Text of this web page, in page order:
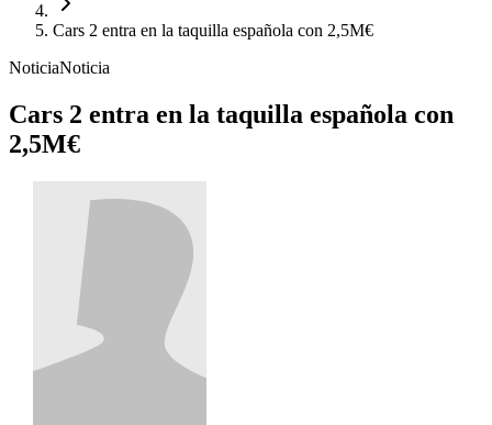
Cars 2 entra en la taquilla española con 2,5M€
NoticiaNoticia
Cars 2 entra en la taquilla española con
2,5M€